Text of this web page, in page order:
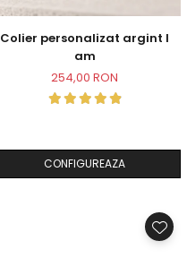
Colier personalizat argint I
am
254,00 RON
CONFIGUREAZA